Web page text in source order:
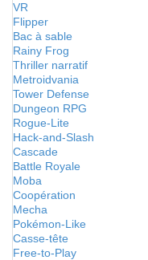
VR
Flipper
Bac à sable
Rainy Frog
Thriller narratif
Metroidvania
Tower Defense
Dungeon RPG
Rogue-Lite
Hack-and-Slash
Cascade
Battle Royale
Moba
Coopération
Mecha
Pokémon-Like
Casse-tête
Free-to-Play